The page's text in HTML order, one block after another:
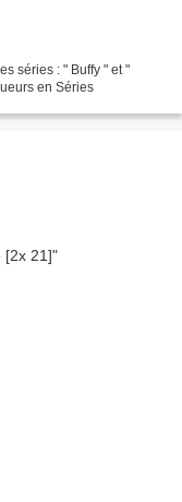
séries : " Buffy " et "
en Séries